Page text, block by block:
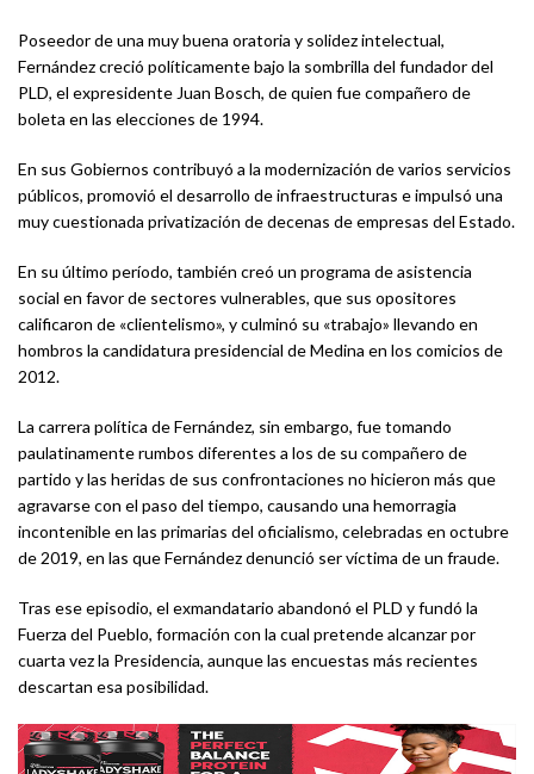
Poseedor de una muy buena oratoria y solidez intelectual,
Fernández creció políticamente bajo la sombrilla del fundador del
PLD, el expresidente Juan Bosch, de quien fue compañero de
boleta en las elecciones de 1994.
En sus Gobiernos contribuyó a la modernización de varios servicios
públicos, promovió el desarrollo de infraestructuras e impulsó una
muy cuestionada privatización de decenas de empresas del Estado.
En su último período, también creó un programa de asistencia
social en favor de sectores vulnerables, que sus opositores
calificaron de «clientelismo», y culminó su «trabajo» llevando en
hombros la candidatura presidencial de Medina en los comicios de
2012.
La carrera política de Fernández, sin embargo, fue tomando
paulatinamente rumbos diferentes a los de su compañero de
partido y las heridas de sus confrontaciones no hicieron más que
agravarse con el paso del tiempo, causando una hemorragia
incontenible en las primarias del oficialismo, celebradas en octubre
de 2019, en las que Fernández denunció ser víctima de un fraude.
Tras ese episodio, el exmandatario abandonó el PLD y fundó la
Fuerza del Pueblo, formación con la cual pretende alcanzar por
cuarta vez la Presidencia, aunque las encuestas más recientes
descartan esa posibilidad.